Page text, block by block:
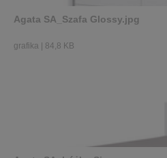
Agata SA_Szafa Glossy.jpg
grafika 84,8 KB